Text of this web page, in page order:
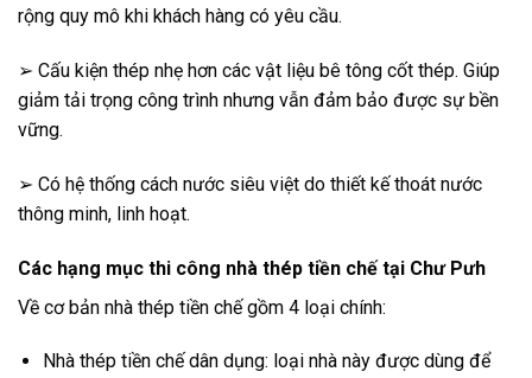
rộng quy mô khi khách hàng có yêu cầu.
➢ Cấu kiện thép nhẹ hơn các vật liệu bê tông cốt thép. Giúp
giảm tải trọng công trình nhưng vẫn đảm bảo được sự bền
vững.
➢ Có hệ thống cách nước siêu việt do thiết kế thoát nước
thông minh, linh hoạt.
Các hạng mục thi công nhà thép tiền chế tại Chư Pưh
Về cơ bản nhà thép tiền chế gồm 4 loại chính:
Nhà thép tiền chế dân dụng: loại nhà này được dùng để